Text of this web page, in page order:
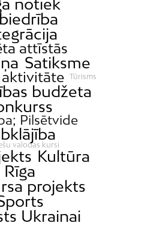
attīstās
Satiksme
Tūrisms
budžeta
Pilsētvide
valodas kursi
Kultūra
Rīga
projekts
Ukrainai